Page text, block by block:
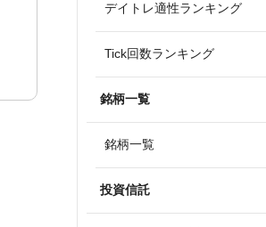
デイトレ適性ランキング
Tick回数ランキング
銘柄一覧
銘柄一覧
投資信託